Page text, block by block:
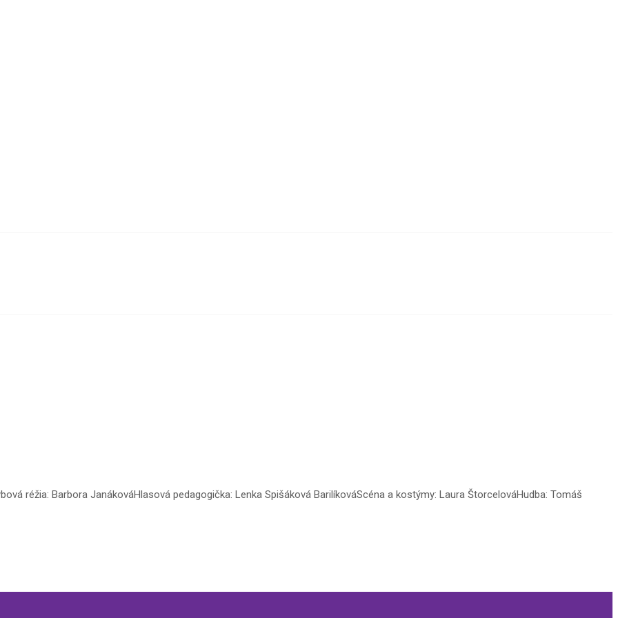
réžia: Barbora JanákováHlasová pedagogička: Lenka Spišáková BarilíkováScéna a kostýmy: Laura ŠtorcelováHudba: Tomáš